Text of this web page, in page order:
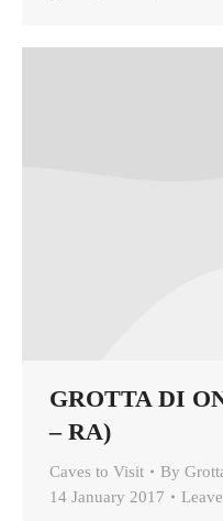
GROTTA DI
– RA)
Caves to Visit By
14 January 2017